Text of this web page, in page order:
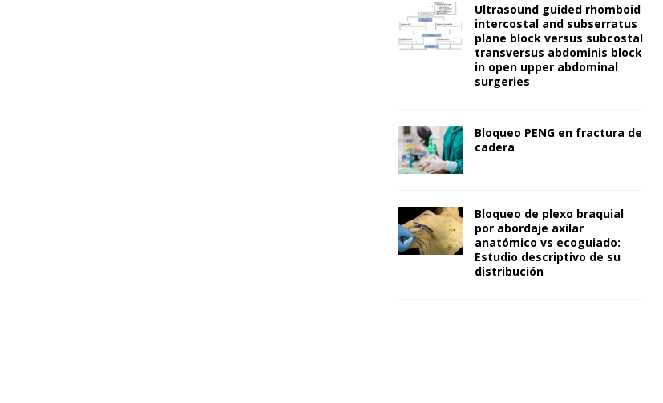
Ultrasound guided rhomboid
intercostal and subserratus
plane block versus subcostal
transversus abdominis block
in open upper abdominal
surgeries
Bloqueo PENG en fractura de
cadera
Bloqueo de plexo braquial
por abordaje axilar
anatómico vs ecoguiado:
Estudio descriptivo de su
distribución